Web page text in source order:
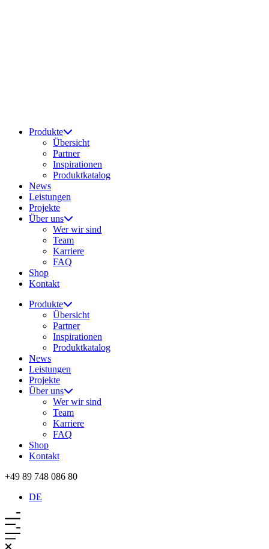
Produkte
Übersicht
Partner
Inspirationen
Produktkatalog
News
Leistungen
Projekte
Über uns
Wer wir sind
Team
Karriere
FAQ
Shop
Kontakt
Produkte
Übersicht
Partner
Inspirationen
Produktkatalog
News
Leistungen
Projekte
Über uns
Wer wir sind
Team
Karriere
FAQ
Shop
Kontakt
+49 89 748 086 80
DE